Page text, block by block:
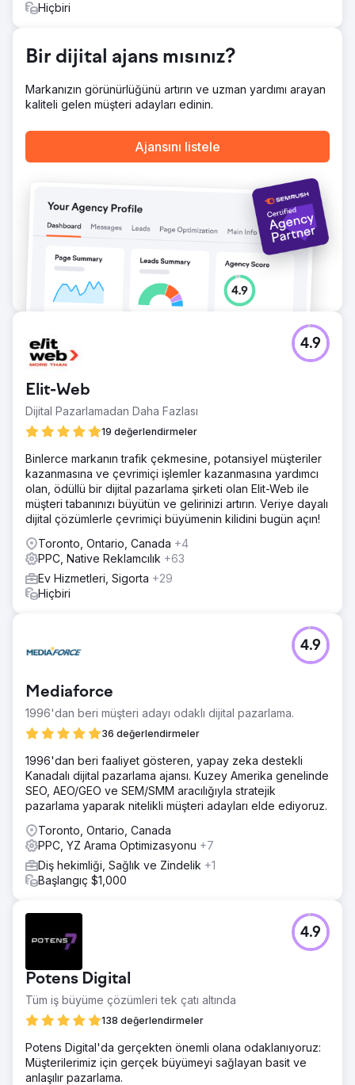
Hiçbiri
Bir dijital ajans mısınız?
Markanızın görünürlüğünü artırın ve uzman yardımı arayan
kaliteli gelen müşteri adayları edinin.
Ajansını listele
Elit-Web
Dijital Pazarlamadan Daha Fazlası
19 değerlendirmeler
4.9
Binlerce markanın trafik çekmesine, potansiyel müşteriler
kazanmasına ve çevrimiçi işlemler kazanmasına yardımcı
olan, ödüllü bir dijital pazarlama şirketi olan Elit-Web ile
müşteri tabanınızı büyütün ve gelirinizi artırın. Veriye dayalı
dijital çözümlerle çevrimiçi büyümenin kilidini bugün açın!
Toronto, Ontario, Canada +4
PPC, Native Reklamcılık +63
Ev Hizmetleri, Sigorta +29
Hiçbiri
Mediaforce
1996'dan beri müşteri adayı odaklı dijital pazarlama.
36 değerlendirmeler
4.9
1996'dan beri faaliyet gösteren, yapay zeka destekli
Kanadalı dijital pazarlama ajansı. Kuzey Amerika genelinde
SEO, AEO/GEO ve SEM/SMM aracılığıyla stratejik
pazarlama yaparak nitelikli müşteri adayları elde ediyoruz.
Toronto, Ontario, Canada
PPC, YZ Arama Optimizasyonu +7
Diş hekimliği, Sağlık ve Zindelik +1
Başlangıç $1,000
Potens Digital
Tüm iş büyüme çözümleri tek çatı altında
138 değerlendirmeler
4.9
Potens Digital'da gerçekten önemli olana odaklanıyoruz:
Müşterilerimiz için gerçek büyümeyi sağlayan basit ve
anlaşılır pazarlama.